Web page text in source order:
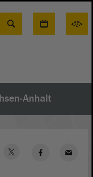
Suche
Anhalt